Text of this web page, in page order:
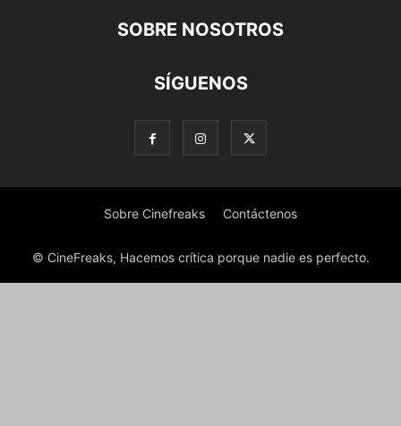
SOBRE NOSOTROS
SÍGUENOS
Sobre Cinefreaks Contáctenos
© CineFreaks, Hacemos crítica porque nadie es perfecto.